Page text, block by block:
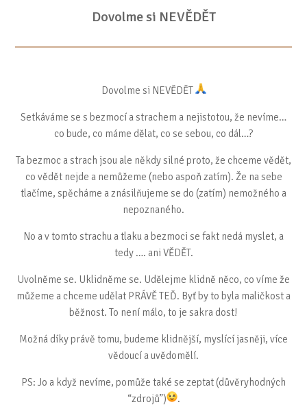
Dovolme si NEVĚDĚT
Dovolme si NEVĚDĚT
Setkáváme se s bezmocí a strachem a nejistotou, že nevíme…
co bude, co máme dělat, co se sebou, co dál…?
Ta bezmoc a strach jsou ale někdy silné proto, že chceme vědět,
co vědět nejde a nemůžeme (nebo aspoň zatím). Že na sebe
tlačíme, spěcháme a znásilňujeme se do (zatím) nemožného a
nepoznaného.
No a v tomto strachu a tlaku a bezmoci se fakt nedá myslet, a
tedy …. ani VĚDĚT.
Uvolněme se. Uklidněme se. Udělejme klidně něco, co víme že
můžeme a chceme udělat PRÁVĚ TEĎ. Byť by to byla maličkost a
běžnost. To není málo, to je sakra dost!
Možná díky právě tomu, budeme klidnější, myslící jasněji, více
vědoucí a uvědomělí.
PS: Jo a když nevíme, pomůže také se zeptat (důvěryhodných
“zdrojů”)
.